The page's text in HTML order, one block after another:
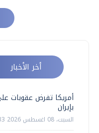
أخر الأخبار
أمريكا تفرض عقوبات
بإيران
السبت، 08 اغسطس 2026 12:33 ص